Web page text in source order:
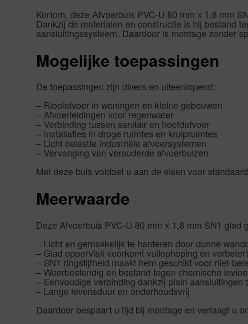
Kortom, deze Afvoerbuis PVC-U 80 mm x 1,8 mm
Dankzij de materialen en constructie is hij bestand
aansluitingssysteem. Daardoor is montage zonder
Mogelijke toepassingen
De toepassingen zijn divers en uiteenlopend:
– Rioolafvoer in woningen en kleine gebouwen
– Afvoerleidingen voor regenwater
– Verbinding tussen sanitair en hoofdafvoer
– Installaties in droge ruimtes en kruipruimtes
– Licht belastte industriële afvoersystemen
– Vervanging van verouderde afvoerbuizen
Met deze buis voldoet u aan de eisen voor
Meerwaarde
Deze Afvoerbuis PVC-U 80 mm x 1,8 mm SN1
– Licht en gemakkelijk te hanteren door dunne
– Glad oppervlak voorkomt vuilophoping en
– SN1 ringstijfheid maakt hem geschikt voor niet-
– Weerbestendig en bestand tegen chemische
– Eenvoudige verbinding dankzij plain aansluitingen
– Lange levensduur en onderhoudsvrij
Daardoor bespaart u tijd bij montage en verlaagt u